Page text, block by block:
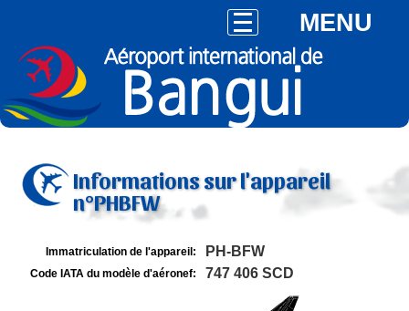
MENU
Informations sur l'appareil
n°PHBFW
Immatriculation de l'appareil: PH-BFW
Code IATA du modèle d'aéronef: 747 406 SCD